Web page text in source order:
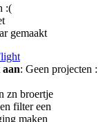
:(
gemaakt
: Geen projecten :
zn broertje
filter een
maken